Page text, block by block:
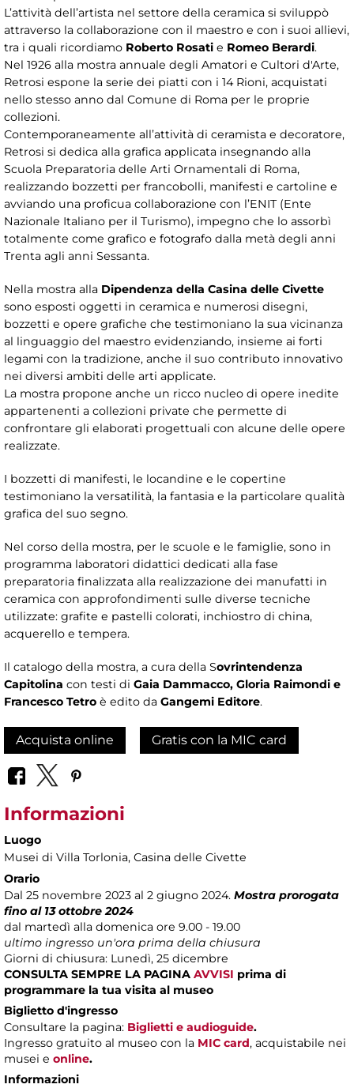
L’attività dell’artista nel settore della ceramica si sviluppò
attraverso la collaborazione con il maestro e con i suoi allievi,
tra i quali ricordiamo Roberto Rosati e Romeo Berardi.
Nel 1926 alla mostra annuale degli Amatori e Cultori d'Arte,
Retrosi espone la serie dei piatti con i 14 Rioni, acquistati
nello stesso anno dal Comune di Roma per le proprie
collezioni.
Contemporaneamente all’attività di ceramista e decoratore,
Retrosi si dedica alla grafica applicata insegnando alla
Scuola Preparatoria delle Arti Ornamentali di Roma,
realizzando bozzetti per francobolli, manifesti e cartoline e
avviando una proficua collaborazione con l’ENIT (Ente
Nazionale Italiano per il Turismo), impegno che lo assorbì
totalmente come grafico e fotografo dalla metà degli anni
Trenta agli anni Sessanta.
Nella mostra alla Dipendenza della Casina delle Civette
sono esposti oggetti in ceramica e numerosi disegni,
bozzetti e opere grafiche che testimoniano la sua vicinanza
al linguaggio del maestro evidenziando, insieme ai forti
legami con la tradizione, anche il suo contributo innovativo
nei diversi ambiti delle arti applicate.
La mostra propone anche un ricco nucleo di opere inedite
appartenenti a collezioni private che permette di
confrontare gli elaborati progettuali con alcune delle opere
realizzate.
I bozzetti di manifesti, le locandine e le copertine
testimoniano la versatilità, la fantasia e la particolare qualità
grafica del suo segno.
Nel corso della mostra, per le scuole e le famiglie, sono in
programma laboratori didattici dedicati alla fase
preparatoria finalizzata alla realizzazione dei manufatti in
ceramica con approfondimenti sulle diverse tecniche
utilizzate: grafite e pastelli colorati, inchiostro di china,
acquerello e tempera.
Il catalogo della mostra, a cura della Sovrintendenza
Capitolina con testi di Gaia Dammacco, Gloria Raimondi e
Francesco Tetro è edito da Gangemi Editore.
Acquista online Gratis con la MIC card
Informazioni
Luogo
Musei di Villa Torlonia, Casina delle Civette
Orario
Dal 25 novembre 2023 al 2 giugno 2024. Mostra prorogata
fino al 13 ottobre 2024
dal martedì alla domenica ore 9.00 - 19.00
ultimo ingresso un'ora prima della chiusura
Giorni di chiusura: Lunedì, 25 dicembre
CONSULTA SEMPRE LA PAGINA AVVISI prima di
programmare la tua visita al museo
Biglietto d'ingresso
Consultare la pagina: Biglietti e audioguide.
Ingresso gratuito al museo con la MIC card, acquistabile nei
musei e online.
Informazioni